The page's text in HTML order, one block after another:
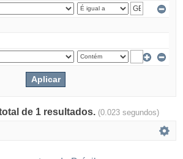
de 1 resultados. (0.023 segundos)